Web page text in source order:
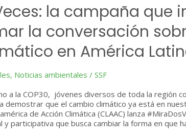
la campaña que
la conversación
en América
, Noticias ambientales / SSF
a la COP30, jóvenes diversos de toda la región
demostrar que el cambio climático ya está en
de Acción Climática (CLAAC) lanza
y participativa que busca cambiar la forma en que